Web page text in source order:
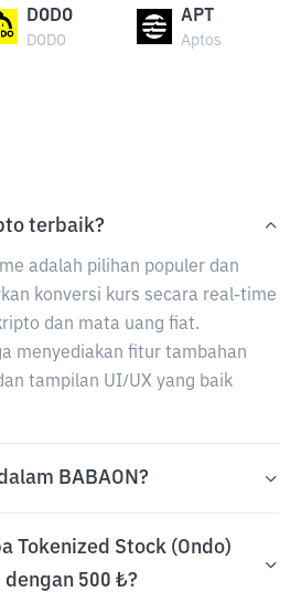
DODO
DODO
APT
Aptos
terbaik?
adalah pilihan populer dan
konversi kurs secara real-time
dan mata uang fiat.
menyediakan fitur tambahan
tampilan UI/UX yang baik
BABAON?
Tokenized Stock (Ondo)
500 ₺?